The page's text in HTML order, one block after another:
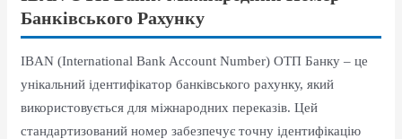
Банківського Рахунку
IBAN (International Bank Account Number) ОТП Банку – це
унікальний ідентифікатор банківського рахунку, який
використовується для міжнародних переказів. Цей
стандартизований номер забезпечує точну ідентифікацію